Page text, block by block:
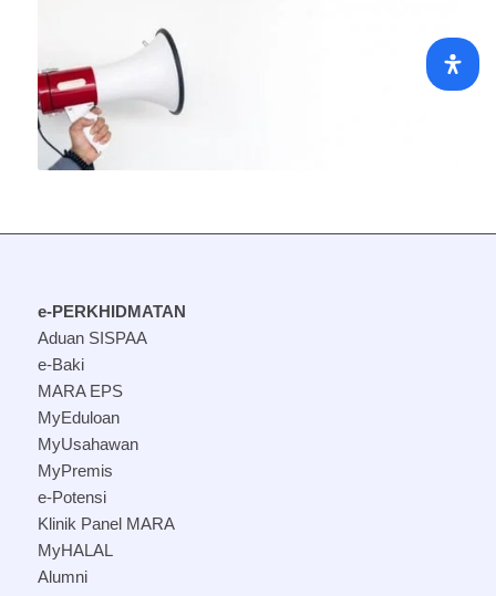
e-PERKHIDMATAN
Aduan SISPAA
e-Baki
MARA EPS
MyEduloan
MyUsahawan
MyPremis
e-Potensi
Klinik Panel MARA
MyHALAL
Alumni